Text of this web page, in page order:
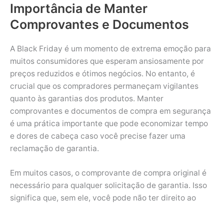
Importância de Manter
Comprovantes e Documentos
A Black Friday é um momento de extrema emoção para
muitos consumidores que esperam ansiosamente por
preços reduzidos e ótimos negócios. No entanto, é
crucial que os compradores permaneçam vigilantes
quanto às garantias dos produtos. Manter
comprovantes e documentos de compra em segurança
é uma prática importante que pode economizar tempo
e dores de cabeça caso você precise fazer uma
reclamação de garantia.
Em muitos casos, o comprovante de compra original é
necessário para qualquer solicitação de garantia. Isso
significa que, sem ele, você pode não ter direito ao